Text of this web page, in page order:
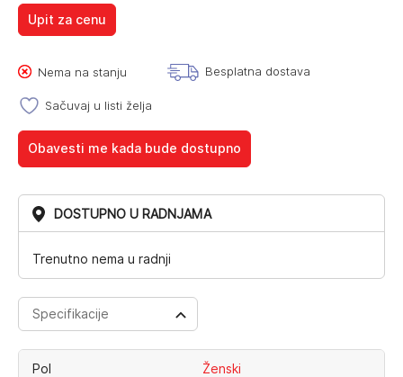
Upit za cenu
Nema na stanju Besplatna dostava
Sačuvaj u listi želja
Obavesti me kada bude dostupno
DOSTUPNO U RADNJAMA
Trenutno nema u radnji
Specifikacije
Pol Ženski